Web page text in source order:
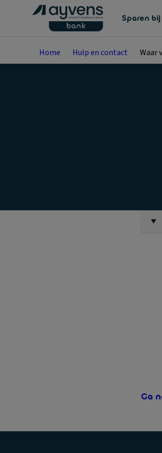
Sparen
Home Hulp en contact Waar
Ga